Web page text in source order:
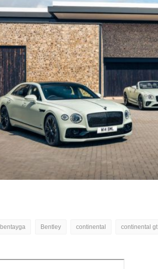
bentayga Bentley continental continental gt